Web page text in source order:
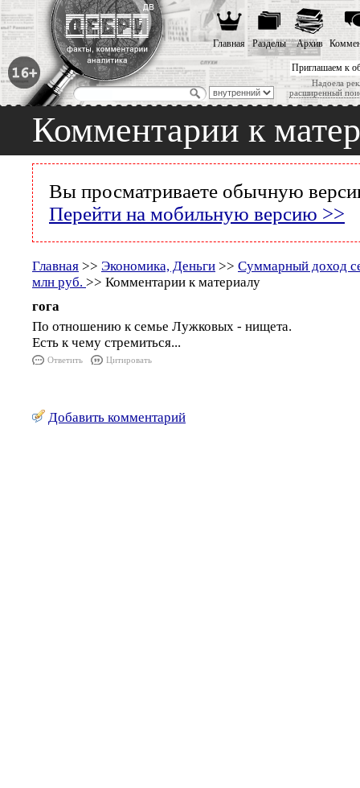
Приглашаем к
Надоела
расширенный
Главная Разделы Архив
Комментарии к
Вы просматриваете обычную
Перейти на мобильную версию >>
Главная >> Экономика, Деньги >> Суммарный доход
млн руб. >> Комментарии к материалу
гога
По отношению к семье Лужковых - нищета.
Есть к чему стремиться...
Ответить Цитировать
Добавить комментарий